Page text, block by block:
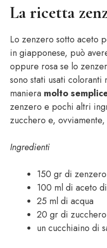
La ricetta
Lo zenzero sotto aceto
in giapponese, può
oppure rosa se lo
sono stati usati
maniera molto
zenzero e pochi altri
zucchero e, ovviamente,
Ingredienti
150 gr di
100 ml di aceto
25 ml di acqua
20 gr di zucchero
un cucchiaino di